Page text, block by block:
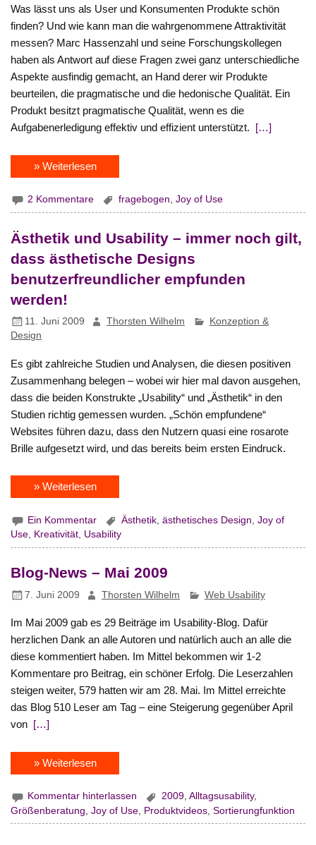
Was lässt uns als User und Konsumenten Produkte schön
finden? Und wie kann man die wahrgenommene Attraktivität
messen? Marc Hassenzahl und seine Forschungskollegen
haben als Antwort auf diese Fragen zwei ganz unterschiedliche
Aspekte ausfindig gemacht, an Hand derer wir Produkte
beurteilen, die pragmatische und die hedonische Qualität. Ein
Produkt besitzt pragmatische Qualität, wenn es die
Aufgabenerledigung effektiv und effizient unterstützt. […]
» Weiterlesen
2 Kommentare fragebogen ,Joy of Use
Ästhetik und Usability – immer noch gilt,
dass ästhetische Designs
benutzerfreundlicher empfunden
werden!
11. Juni 2009 Thorsten Wilhelm
Konzeption &
Design
Es gibt zahlreiche Studien und Analysen, die diesen positiven
Zusammenhang belegen – wobei wir hier mal davon ausgehen,
dass die beiden Konstrukte „Usability“ und „Ästhetik“ in den
Studien richtig gemessen wurden. „Schön empfundene“
Websites führen dazu, dass den Nutzern quasi eine rosarote
Brille aufgesetzt wird, und das bereits beim ersten Eindruck.
» Weiterlesen
Ein Kommentar Ästhetik ,ästhetisches Design ,Joy of
Use
Kreativität Usability
Blog-News – Mai 2009
7. Juni 2009 Thorsten Wilhelm Web Usability
Im Mai 2009 gab es 29 Beiträge im Usability-Blog. Dafür
herzlichen Dank an alle Autoren und natürlich auch an alle die
diese kommentiert haben. Im Mittel bekommen wir 1-2
Kommentare pro Beitrag, ein schöner Erfolg. Die Leserzahlen
steigen weiter, 579 hatten wir am 28. Mai. Im Mittel erreichte
das Blog 510 Leser am Tag – eine Steigerung gegenüber April
von […]
» Weiterlesen
Kommentar hinterlassen 2009,Alltagsusability,
Größenberatung ,Joy of Use Produktvideos ,Sortierungfunktion